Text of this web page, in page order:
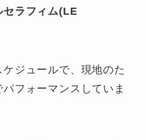
セラフィム(LE
ジュールで、現地のた
フォーマンスしていま